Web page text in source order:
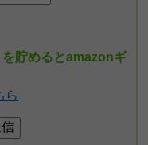
を貯めるとamazonギ
ら